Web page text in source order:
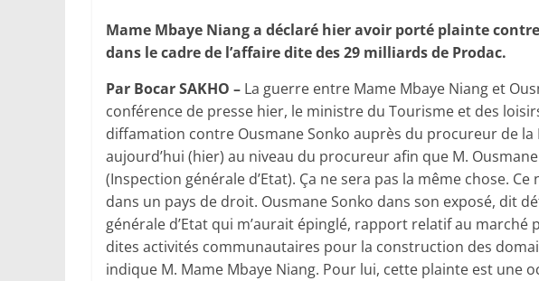
Mame Mbaye Niang a déclaré hier avoir porté plainte
dans le cadre de l’affaire dite des 29 milliards de Prodac.
Par Bocar SAKHO – La guerre entre Mame Mbaye Niang et
conférence de presse hier, le ministre du Tourisme et des
diffamation contre Ousmane Sonko auprès du procureur de la
aujourd’hui (hier) au niveau du procureur afin que M.
(Inspection générale d’Etat). Ça ne sera pas la même chose.
dans un pays de droit. Ousmane Sonko dans son exposé, dit
générale d’Etat qui m’aurait épinglé, rapport relatif au
dites activités communautaires pour la construction des
indique M. Mame Mbaye Niang. Pour lui, cette plainte est une